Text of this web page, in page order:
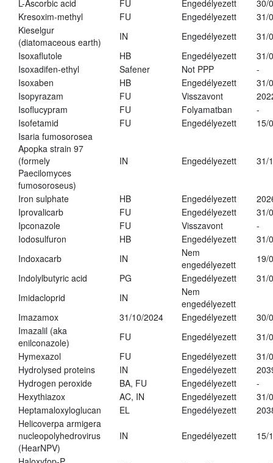
L-Ascorbic acid
FU Engedélyezett
30/
Kresoxim-methyl
FU Engedélyezett
31/
Kieselgur
(diatomaceous earth)
IN Engedélyezett
31/
Isoxaflutole
HB Engedélyezett
31/
Isoxadifen-ethyl
Safener Not PPP
-
Isoxaben
HB Engedélyezett
31/
Isopyrazam
FU Visszavont
Isoflucypram
FU Folyamatban
-
Isofetamid
FU Engedélyezett
15/
Isaria fumosorosea
Apopka strain 97
(formely
Paecilomyces
fumosoroseus)
IN Engedélyezett 31/
Iron sulphate HB Engedélyezett
Iprovalicarb
FU Engedélyezett
31/
Ipconazole
FU Visszavont
-
Iodosulfuron
HB Engedélyezett
31/
Indoxacarb
IN
Nem
engedélyezett
19/
Indolylbutyric acid
PG Engedélyezett
31/
Imidacloprid
IN
Nem
engedélyezett
Imazamox
31/10/2024 Engedélyezett
30/
Imazalil (aka
enilconazole)
FU Engedélyezett
31/
Hymexazol
FU Engedélyezett
31/
Hydrolysed proteins
IN Engedélyezett
Hydrogen peroxide
BA, FU Engedélyezett
-
Hexythiazox
AC, IN Engedélyezett
31/
Heptamaloxyloglucan
EL Engedélyezett
Helicoverpa armigera
nucleopolyhedrovirus
(HearNPV)
IN Engedélyezett 15/